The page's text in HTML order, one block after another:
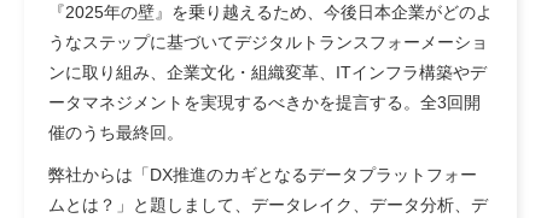
『2025年の壁』を乗り越えるため、今後日本企業がどのよ
うなステップに基づいてデジタルトランスフォーメーショ
ンに取り組み、企業文化・組織変革、ITインフラ構築やデ
ータマネジメントを実現するべきかを提言する。全3回開
催のうち最終回。
弊社からは「DX推進のカギとなるデータプラットフォー
ムとは？」と題しまして、データレイク、データ分析、デ